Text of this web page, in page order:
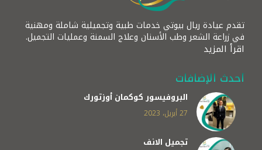
تقدم عيادة ريال بيوتي خدمات طبية وتجميلية شاملة ومهنية
في زراعة الشعر وطب الأسنان وعلاج السمنة وعمليات التجميل.
اقرأ المزيد
أحدث الإضافات
البروفيسور كوكمان أوزتورك
27 أبريل، 2023
تجميل الانف